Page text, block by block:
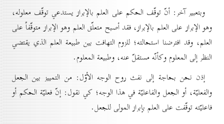
وبتعبير آخر: أنّ توقّف الحكم على العلم بالإبراز يستدعي توقّف معلوله،
وهو الإبراز على العلم بالإبراز، فقد أصبح متعلّق العلم وهو الإبراز متوقّفاً على
العلم، وقد افترضنا استحالته؛ للزوم التهافت بين طبيعة العلم الذي يقتضي
النظر إلى المعلوم وكأنّه مستقلّ عنه، وطبيعة المعلوم.
إذن نحن بحاجة إلى نفث روح الوجه الأوّل: من التمييز بين الجعل
والفعليّة، أو الجعل والفاعليّة في هذا الوجه؛ كي نقول: إنّ فعليّة الحكم أو
فاعليّته توقّفت على العلم بإبراز المولى للجعل.